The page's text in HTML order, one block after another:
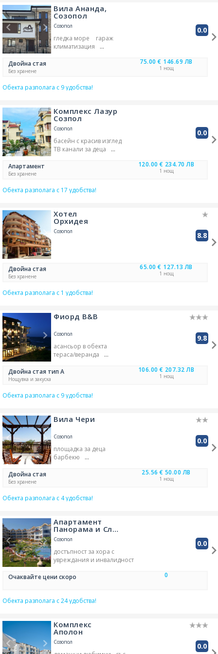
Вила Ананда,
Созопол
Созопол 0.0
гледка море
гараж
климатизация
безжичен интернет
Двойна стая
Без хранене
75.00 € 146.69 ЛВ
1 нощ
Обекта разполага с 9 удобства!
Комплекс Лазур
Созпол
Созопол 0.0
басейн с красив изглед
ТВ канали за деца
домашни любимци -
тераса/веранда
кухня/кухененски бокс
бар при басейн
Апартамент
Без хранене
120.00 € 234.70 ЛВ
1 нощ
Обекта разполага с 17 удобства!
Хотел
Орхидея
Созопол 8.8
Двойна стая
Без хранене
65.00 € 127.13 ЛВ
1 нощ
Обекта разполага с 1 удобства!
Фиорд B&B
Созопол 9.8
асансьор в обекта
тераса/веранда
трансфер - платен
бар в обекта
Двойна стая тип А
Нощувка и закуска
106.00 € 207.32 ЛВ
1 нощ
Обекта разполага с 9 удобства!
Вила Чери
Созопол 0.0
площадка за деца
барбекю
Двойна стая
Без хранене
25.56 € 50.00 ЛВ
1 нощ
Обекта разполага с 4 удобства!
Апартамент
Панорама и Сл…
Созопол 0.0
достъпност за хора с
увреждания и инвалидност
чадъри за плаж
тостер за препичане на хляб
спално бельо/чаршафи
климатизация
семейни стаи/помещения
Очаквайте цени скоро 0
Обекта разполага с 24 удобства!
Комплекс
Аполон
Созопол 0.0